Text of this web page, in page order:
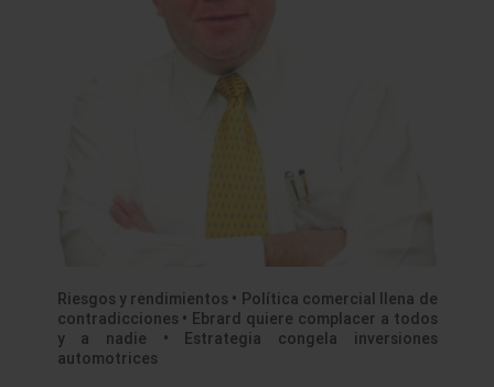
Riesgos y rendimientos • Política comercial llena de
contradicciones • Ebrard quiere complacer a todos
y a nadie • Estrategia congela inversiones
automotrices